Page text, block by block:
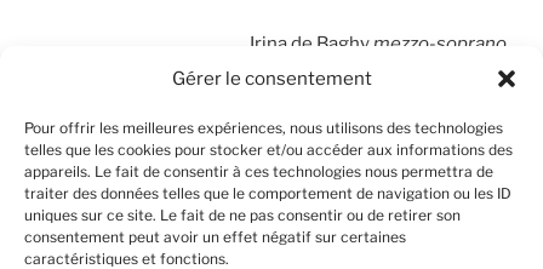
Gérer le consentement
Pour offrir les meilleures expériences, nous utilisons des technologies
telles que les cookies pour stocker et/ou accéder aux informations des
appareils. Le fait de consentir à ces technologies nous permettra de
traiter des données telles que le comportement de navigation ou les ID
uniques sur ce site. Le fait de ne pas consentir ou de retirer son
consentement peut avoir un effet négatif sur certaines
caractéristiques et fonctions.
Irina de Baghy mezzo-soprano
Tristan Bronchardflûte
Quentin d’Haussyhautbois, cor anglais, hautbois
d’amour